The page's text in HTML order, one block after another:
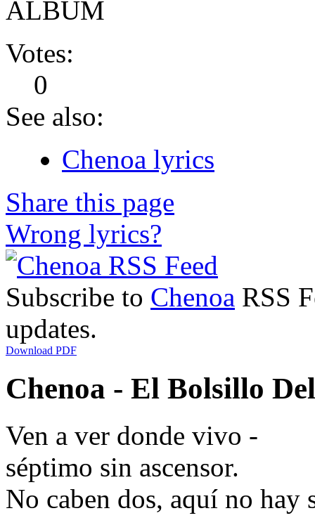
ALBUM
Votes:
0
See also:
Chenoa lyrics
Share this page
Wrong lyrics?
Subscribe to Chenoa RSS
updates.
Download PDF
Chenoa - El Bolsillo
Ven a ver donde vivo -
séptimo sin ascensor.
No caben dos, aquí no hay